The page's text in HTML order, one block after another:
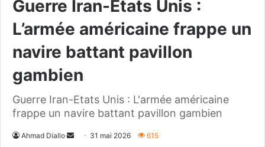
Guerre Iran-Etats Unis :
L’armée américaine frappe un
navire battant pavillon
gambien
Guerre Iran-Etats Unis : L'armée américaine
frappe un navire battant pavillon gambien
Ahmad Diallo
Envoyer31 mai 2026 615